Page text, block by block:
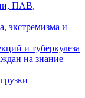
ПАВ,
экстремизма и
и туберкулеза
на знание